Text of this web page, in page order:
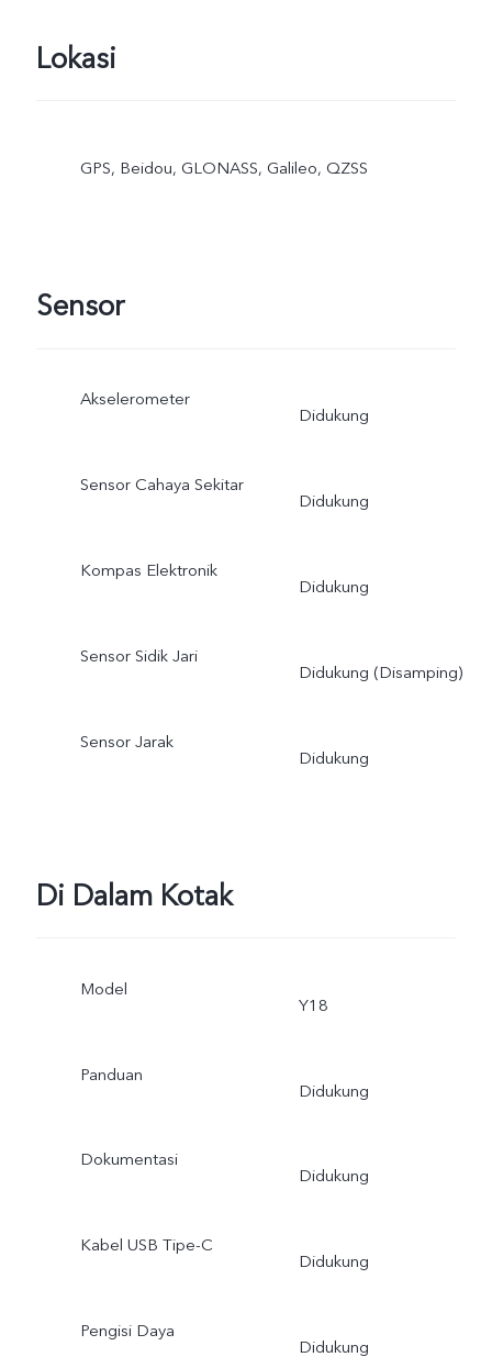
Lokasi
GPS, Beidou, GLONASS, Galileo, QZSS
Sensor
Akselerometer
Didukung
Sensor Cahaya Sekitar
Didukung
Kompas Elektronik
Didukung
Sensor Sidik Jari
Didukung (Disamping)
Sensor Jarak
Didukung
Di Dalam Kotak
Model
Y18
Panduan
Didukung
Dokumentasi
Didukung
Kabel USB Tipe-C
Didukung
Pengisi Daya
Didukung